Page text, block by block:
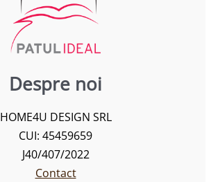
Despre noi
HOME4U DESIGN SRL
CUI: 45459659
J40/407/2022
Contact